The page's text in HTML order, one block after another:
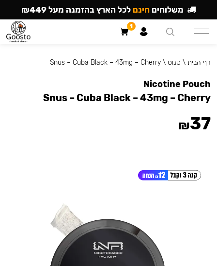
דף הבית \ סנוס \
Snus – Cuba Black – 43mg – Cherry
Nicotine Pouch
Snus – Cuba Black – 43mg – Cherry
₪37
משלוחים חינם לכל הארץ בהזמנה מעל ₪449
1